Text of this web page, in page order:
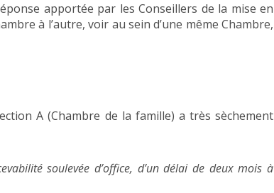
apportée par les Conseillers de la mise en
à l’autre, voir au sein d’une même Chambre,
A (Chambre de la famille) a très sèchement
soulevée d’office, d’un délai de deux mois à